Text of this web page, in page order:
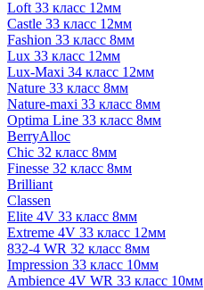
Loft 33 класс 12мм
Castle 33 класс 12мм
Fashion 33 класс 8мм
Lux 33 класс 12мм
Lux-Maxi 34 класс 12мм
Nature 33 класс 8мм
Nature-maxi 33 класс 8мм
Optima Line 33 класс 8мм
BerryAlloc
Chic 32 класс 8мм
Finesse 32 класс 8мм
Brilliant
Classen
Elite 4V 33 класс 8мм
Extreme 4V 33 класс 12мм
832-4 WR 32 класс 8мм
Impression 33 класс 10мм
Ambience 4V WR 33 класс 10мм